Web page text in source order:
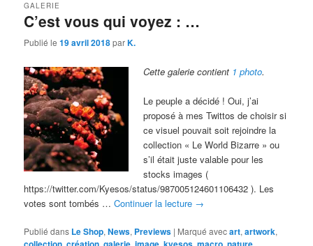
C’est vous qui voyez : …
GALERIE
Publié le19 avril 2018parK.
Cette galerie contient 1 photo.
Le peuple a décidé ! Oui, j’ai
proposé à mes Twittos de choisir si
ce visuel pouvait soit rejoindre la
collection « Le World Bizarre » ou
s’il était juste valable pour les
stocks images (
https://twitter.com/Kyesos/status/987005124601106432 ). Les
votes sont tombés …Continuer la lecture →
Publié dans Le Shop,News, Previews | Marqué avecart,artwork,
, , , , , ,